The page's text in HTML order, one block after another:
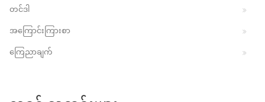
တင်ဒါ
အကြောင်းကြားစာ
ကြေညာချက်